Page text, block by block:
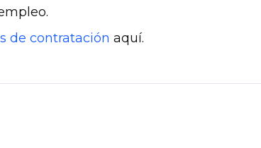
de contratación aquí.